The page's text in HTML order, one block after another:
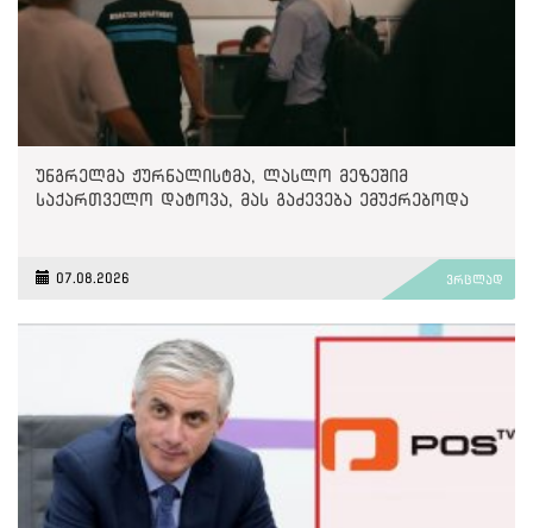
უნგრელმა ჟურნალისტმა, ლასლო მეზეშიმ
საქართველო დატოვა, მას გაძევება ემუქრებოდა
07.08.2026 ვრცლად